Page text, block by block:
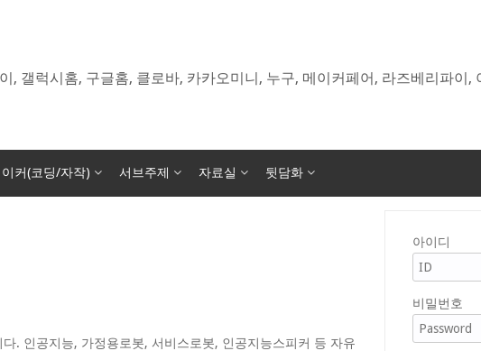
, 갤럭시홈, 구글홈, 클로바, 카카오미니, 누구, 메이커페어, 라즈베리파이,
커(코딩/자작) 서브주제 자료실 뒷담화
. 인공지능, 가정용로봇, 서비스로봇, 인공지능스피커 등 자유
아이디
비밀번호